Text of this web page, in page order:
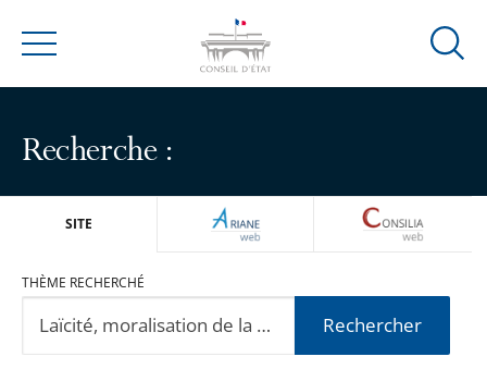
Menu
Ouvrir
Recherche :
SITE ARIANEWEB
THÈME RECHERCHÉ
Rechercher